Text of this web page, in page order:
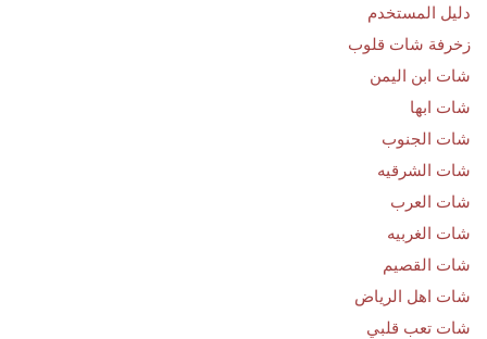
دليل المستخدم
زخرفة شات قلوب
شات ابن اليمن
شات ابها
شات الجنوب
شات الشرقيه
شات العرب
شات الغربيه
شات القصيم
شات اهل الرياض
شات تعب قلبي